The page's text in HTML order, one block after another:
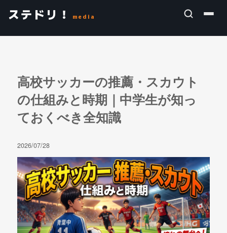
ステドリ！ media
高校サッカーの推薦・スカウト
の仕組みと時期｜中学生が知っ
ておくべき全知識
2026/07/28